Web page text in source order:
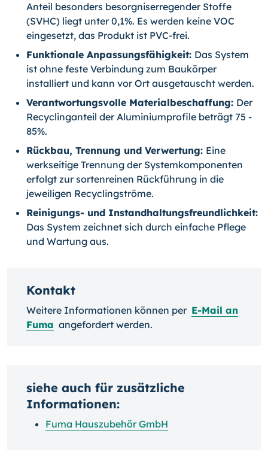
Anteil besonders besorgniserregender Stoffe
(SVHC) liegt unter 0,1%. Es werden keine VOC
eingesetzt, das Produkt ist PVC-frei.
Funktionale Anpassungsfähigkeit: Das System
ist ohne feste Verbindung zum Baukörper
installiert und kann vor Ort ausgetauscht werden.
Verantwortungsvolle Materialbeschaffung: Der
Recyclinganteil der Aluminiumprofile beträgt 75 -
85%.
Rückbau, Trennung und Verwertung: Eine
werkseitige Trennung der Systemkomponenten
erfolgt zur sortenreinen Rückführung in die
jeweiligen Recyclingströme.
Reinigungs- und Instandhaltungsfreundlichkeit:
Das System zeichnet sich durch einfache Pflege
und Wartung aus.
Kontakt
Weitere Informationen können per E-Mail an
Fuma angefordert werden.
siehe auch für zusätzliche
Informationen:
Fuma Hauszubehör GmbH